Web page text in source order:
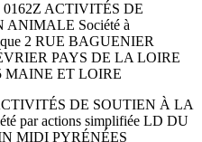
ACTIVITÉS DE
Société à
2 RUE BAGUENIER
PAYS DE LA LOIRE
MAINE ET LOIRE
DE SOUTIEN À LA
par actions simplifiée LD DU
MIDI PYRÉNÉES